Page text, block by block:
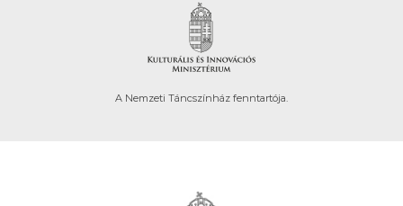
A Nemzeti Táncszínház fenntartója.